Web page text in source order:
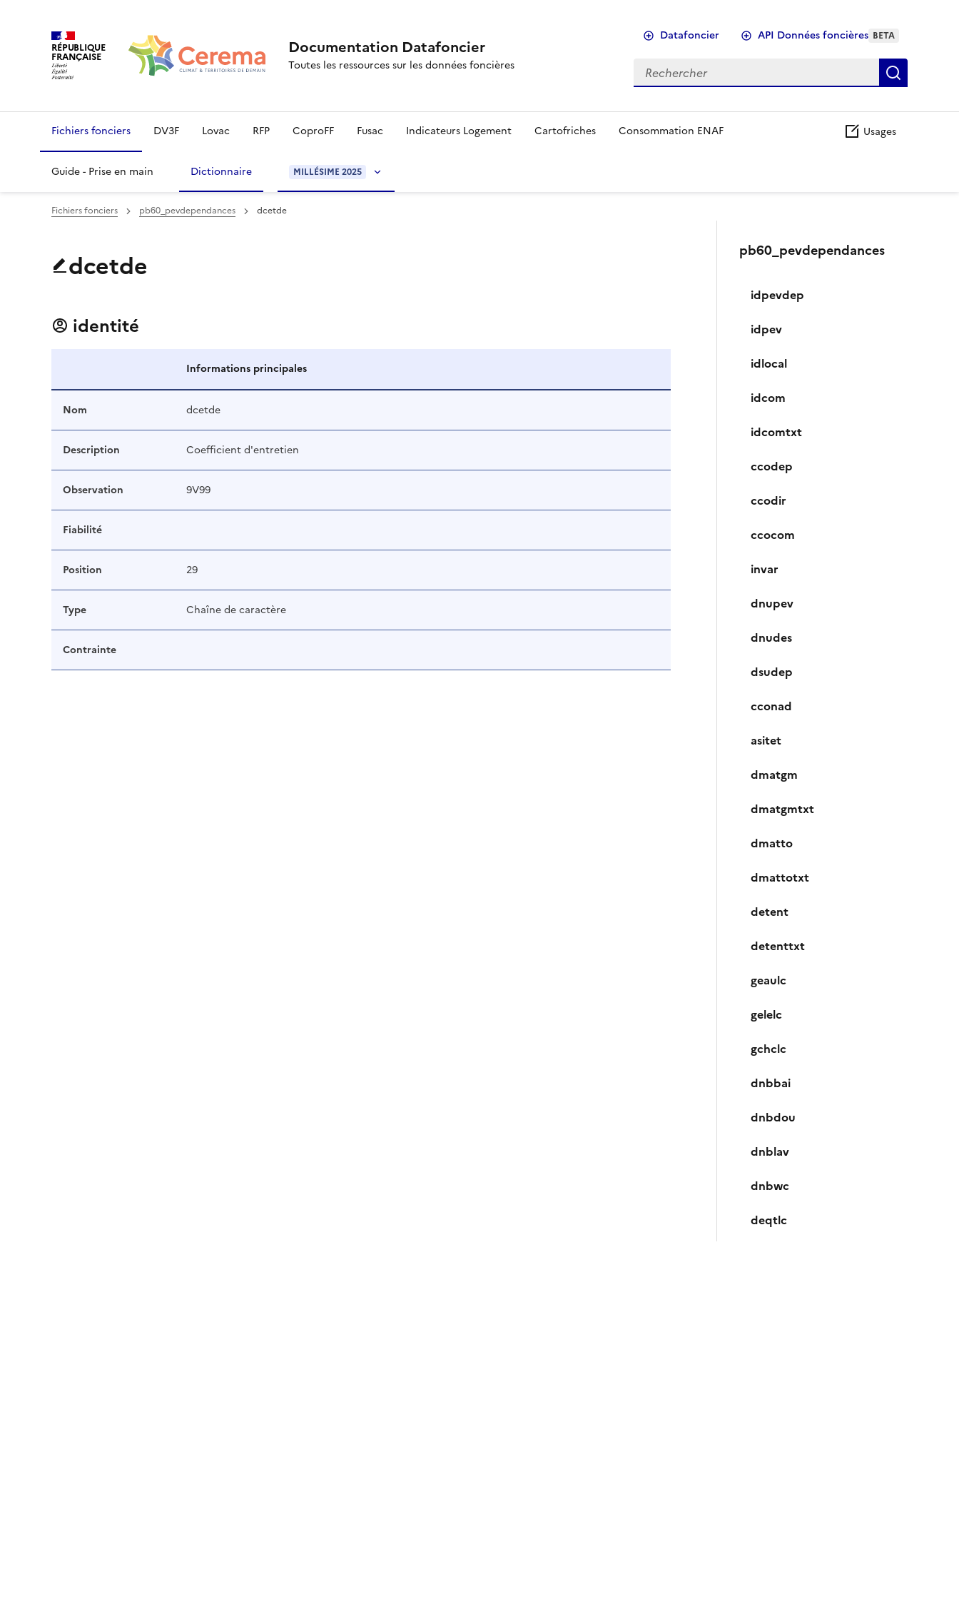
RÉPUBLIQUE
FRANÇAISE Documentation Datafoncier
Toutes les ressources sur les données foncières
Datafoncier API Données foncières BETA
Rechercher
Fichiers fonciers DV3F Lovac RFP CoproFF Fusac Indicateurs Logement Cartofriches Consommation ENAF Usages
Guide - Prise en main Dictionnaire MILLÉSIME 2025
Fichiers fonciers pb60_pevdependances dcetde
dcetde
identité
Informations principales
Nom dcetde
Description Coefficient d'entretien
Observation 9V99
Fiabilité
Position 29
Type Chaîne de caractère
Contrainte
pb60_pevdependances
idpevdep
idpev
idlocal
idcom
idcomtxt
ccodep
ccodir
ccocom
invar
dnupev
dnudes
dsudep
cconad
asitet
dmatgm
dmatgmtxt
dmatto
dmattotxt
detent
detenttxt
geaulc
gelelc
gchclc
dnbbai
dnbdou
dnblav
dnbwc
deqtlc